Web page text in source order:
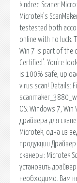
kindred Scaner
Microtek's
testested both
online with no luck.
Win 7 is part of the
Certified'. You're
is 100% safe,
virus scan! Details:
OS: Windows 7, Win
драйвера для
Microtek, одна из
продукции
сканеры: Microtek
установить
необходимо. Вам